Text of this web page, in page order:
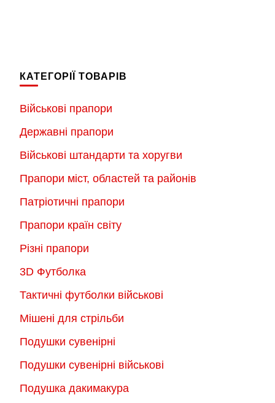
КАТЕГОРІЇ ТОВАРІВ
Військові прапори
Державні прапори
Військові штандарти та хоругви
Прапори міст, областей та районів
Патріотичні прапори
Прапори країн світу
Різні прапори
3D Футболка
Тактичні футболки військові
Мішені для стрільби
Подушки сувенірні
Подушки сувенірні військові
Подушка дакимакура